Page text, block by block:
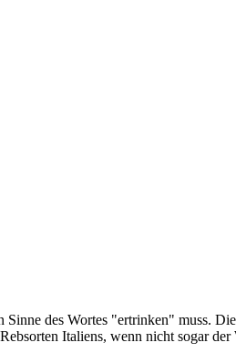
Sinne des Wortes "ertrinken" muss.
Italiens, wenn nicht sogar der